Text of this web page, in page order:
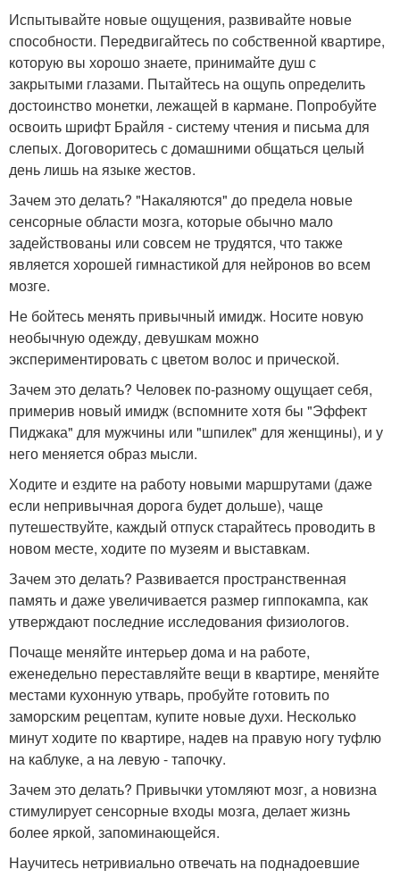
Испытывайте новые ощущения, развивайте новые
способности. Передвигайтесь по собственной квартире,
которую вы хорошо знаете, принимайте душ с
закрытыми глазами. Пытайтесь на ощупь определить
достоинство монетки, лежащей в кармане. Попробуйте
освоить шрифт Брайля - систему чтения и письма для
слепых. Договоритесь с домашними общаться целый
день лишь на языке жестов.
Зачем это делать? "Накаляются" до предела новые
сенсорные области мозга, которые обычно мало
задействованы или совсем не трудятся, что также
является хорошей гимнастикой для нейронов во всем
мозге.
Не бойтесь менять привычный имидж. Носите новую
необычную одежду, девушкам можно
экспериментировать с цветом волос и прической.
Зачем это делать? Человек по-разному ощущает себя,
примерив новый имидж (вспомните хотя бы "Эффект
Пиджака" для мужчины или "шпилек" для женщины), и у
него меняется образ мысли.
Ходите и ездите на работу новыми маршрутами (даже
если непривычная дорога будет дольше), чаще
путешествуйте, каждый отпуск старайтесь проводить в
новом месте, ходите по музеям и выставкам.
Зачем это делать? Развивается пространственная
память и даже увеличивается размер гиппокампа, как
утверждают последние исследования физиологов.
Почаще меняйте интерьер дома и на работе,
еженедельно переставляйте вещи в квартире, меняйте
местами кухонную утварь, пробуйте готовить по
заморским рецептам, купите новые духи. Несколько
минут ходите по квартире, надев на правую ногу туфлю
на каблуке, а на левую - тапочку.
Зачем это делать? Привычки утомляют мозг, а новизна
стимулирует сенсорные входы мозга, делает жизнь
более яркой, запоминающейся.
Научитесь нетривиально отвечать на поднадоевшие